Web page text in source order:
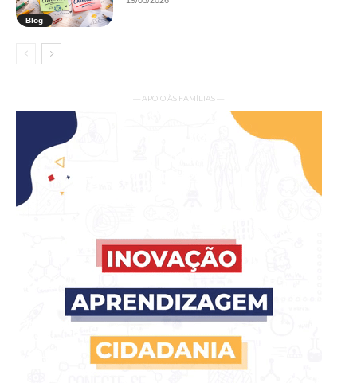
Blog
— APOIO ÀS FAMÍLIAS —